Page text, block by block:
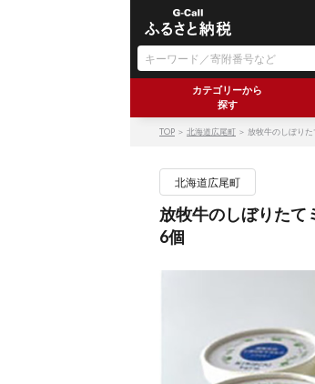
カテゴリーから
探す
TOP ＞ 北海道広尾町 ＞ 放牧牛のしぼり
北海道広尾町
放牧牛のしぼりたて
6個